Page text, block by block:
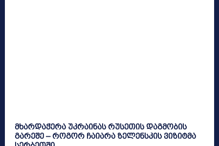
მხარდაჭერა უკრაინას რუსეთის დაგმობის
გარეშე – როგორ ჩაიარა ზელენსკის ვიზიტმა